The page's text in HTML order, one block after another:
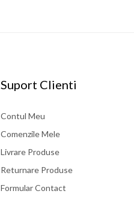
Suport Clienti
Contul Meu
Comenzile Mele
Livrare Produse
Returnare Produse
Formular Contact